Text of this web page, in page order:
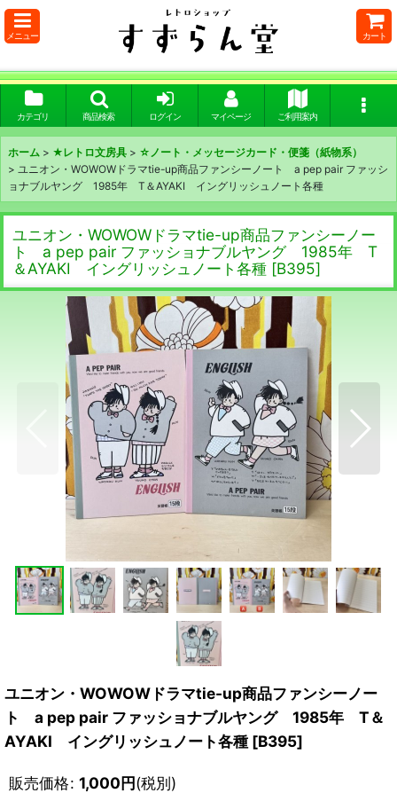
メニュー カート
カテゴリ 商品検索 ログイン マイページ ご利用案内
ホーム > ★レトロ文房具 > ☆ノート・メッセージカード・便箋（紙物系）
> ユニオン・WOWOWドラマtie-up商品ファンシーノート a pep pair ファッシ
ョナブルヤング 1985年 T＆AYAKI イングリッシュノート各種
ユニオン・WOWOWドラマtie-up商品ファンシーノー
ト a pep pair ファッショナブルヤング 1985年 T
＆AYAKI イングリッシュノート各種 [B395]
ユニオン・WOWOWドラマtie-up商品ファンシーノー
ト a pep pair ファッショナブルヤング 1985年 T＆
AYAKI イングリッシュノート各種 [B395]
販売価格: 1,000円(税別)